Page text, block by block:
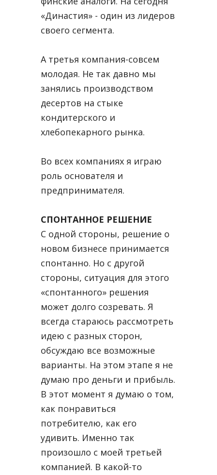
«Династия» - один из лидеров
своего сегмента.
А третья компания-совсем
молодая. Не так давно мы
занялись производством
десертов на стыке
кондитерского и
хлебопекарного рынка.
Во всех компаниях я играю
роль основателя и
предпринимателя.
СПОНТАННОЕ РЕШЕНИЕ
С одной стороны, решение о
новом бизнесе принимается
спонтанно. Но с другой
стороны, ситуация для этого
«спонтанного» решения
может долго созревать. Я
всегда стараюсь рассмотреть
идею с разных сторон,
обсуждаю все возможные
варианты. На этом этапе я не
думаю про деньги и прибыль.
В этот момент я думаю о том,
как понравиться
потребителю, как его
удивить. Именно так
произошло с моей третьей
компанией. В какой-то